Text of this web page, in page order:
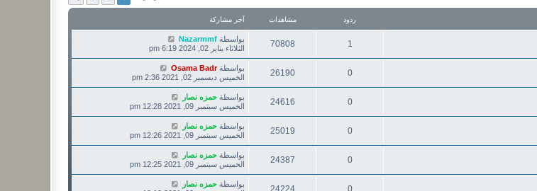
ردود مشاهدات آخر مشاركة
1
70808 بواسطة Nazarmmf
الثلاثاء يناير 02, 2024 6:19 pm
0
26190 بواسطةOsama Badr
الخميس ديسمبر 02, 2021 2:36 pm
0
24616 بواسطة حمزه نصار
الخميس سبتمبر 09, 2021 12:28 pm
0
25019 بواسطة حمزه نصار
الخميس سبتمبر 09, 2021 12:26 pm
0
24387 بواسطة حمزه نصار
الخميس سبتمبر 09, 2021 12:25 pm
0
24224 بواسطة حمزه نصار